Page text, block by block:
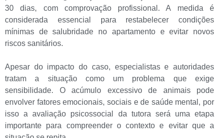
30 dias, com comprovação profissional. A medida é
considerada essencial para restabelecer condições
mínimas de salubridade no apartamento e evitar novos
riscos sanitários.
Apesar do impacto do caso, especialistas e autoridades
tratam a situação como um problema que exige
sensibilidade. O acúmulo excessivo de animais pode
envolver fatores emocionais, sociais e de saúde mental, por
isso a avaliação psicossocial da tutora será uma etapa
importante para compreender o contexto e evitar que a